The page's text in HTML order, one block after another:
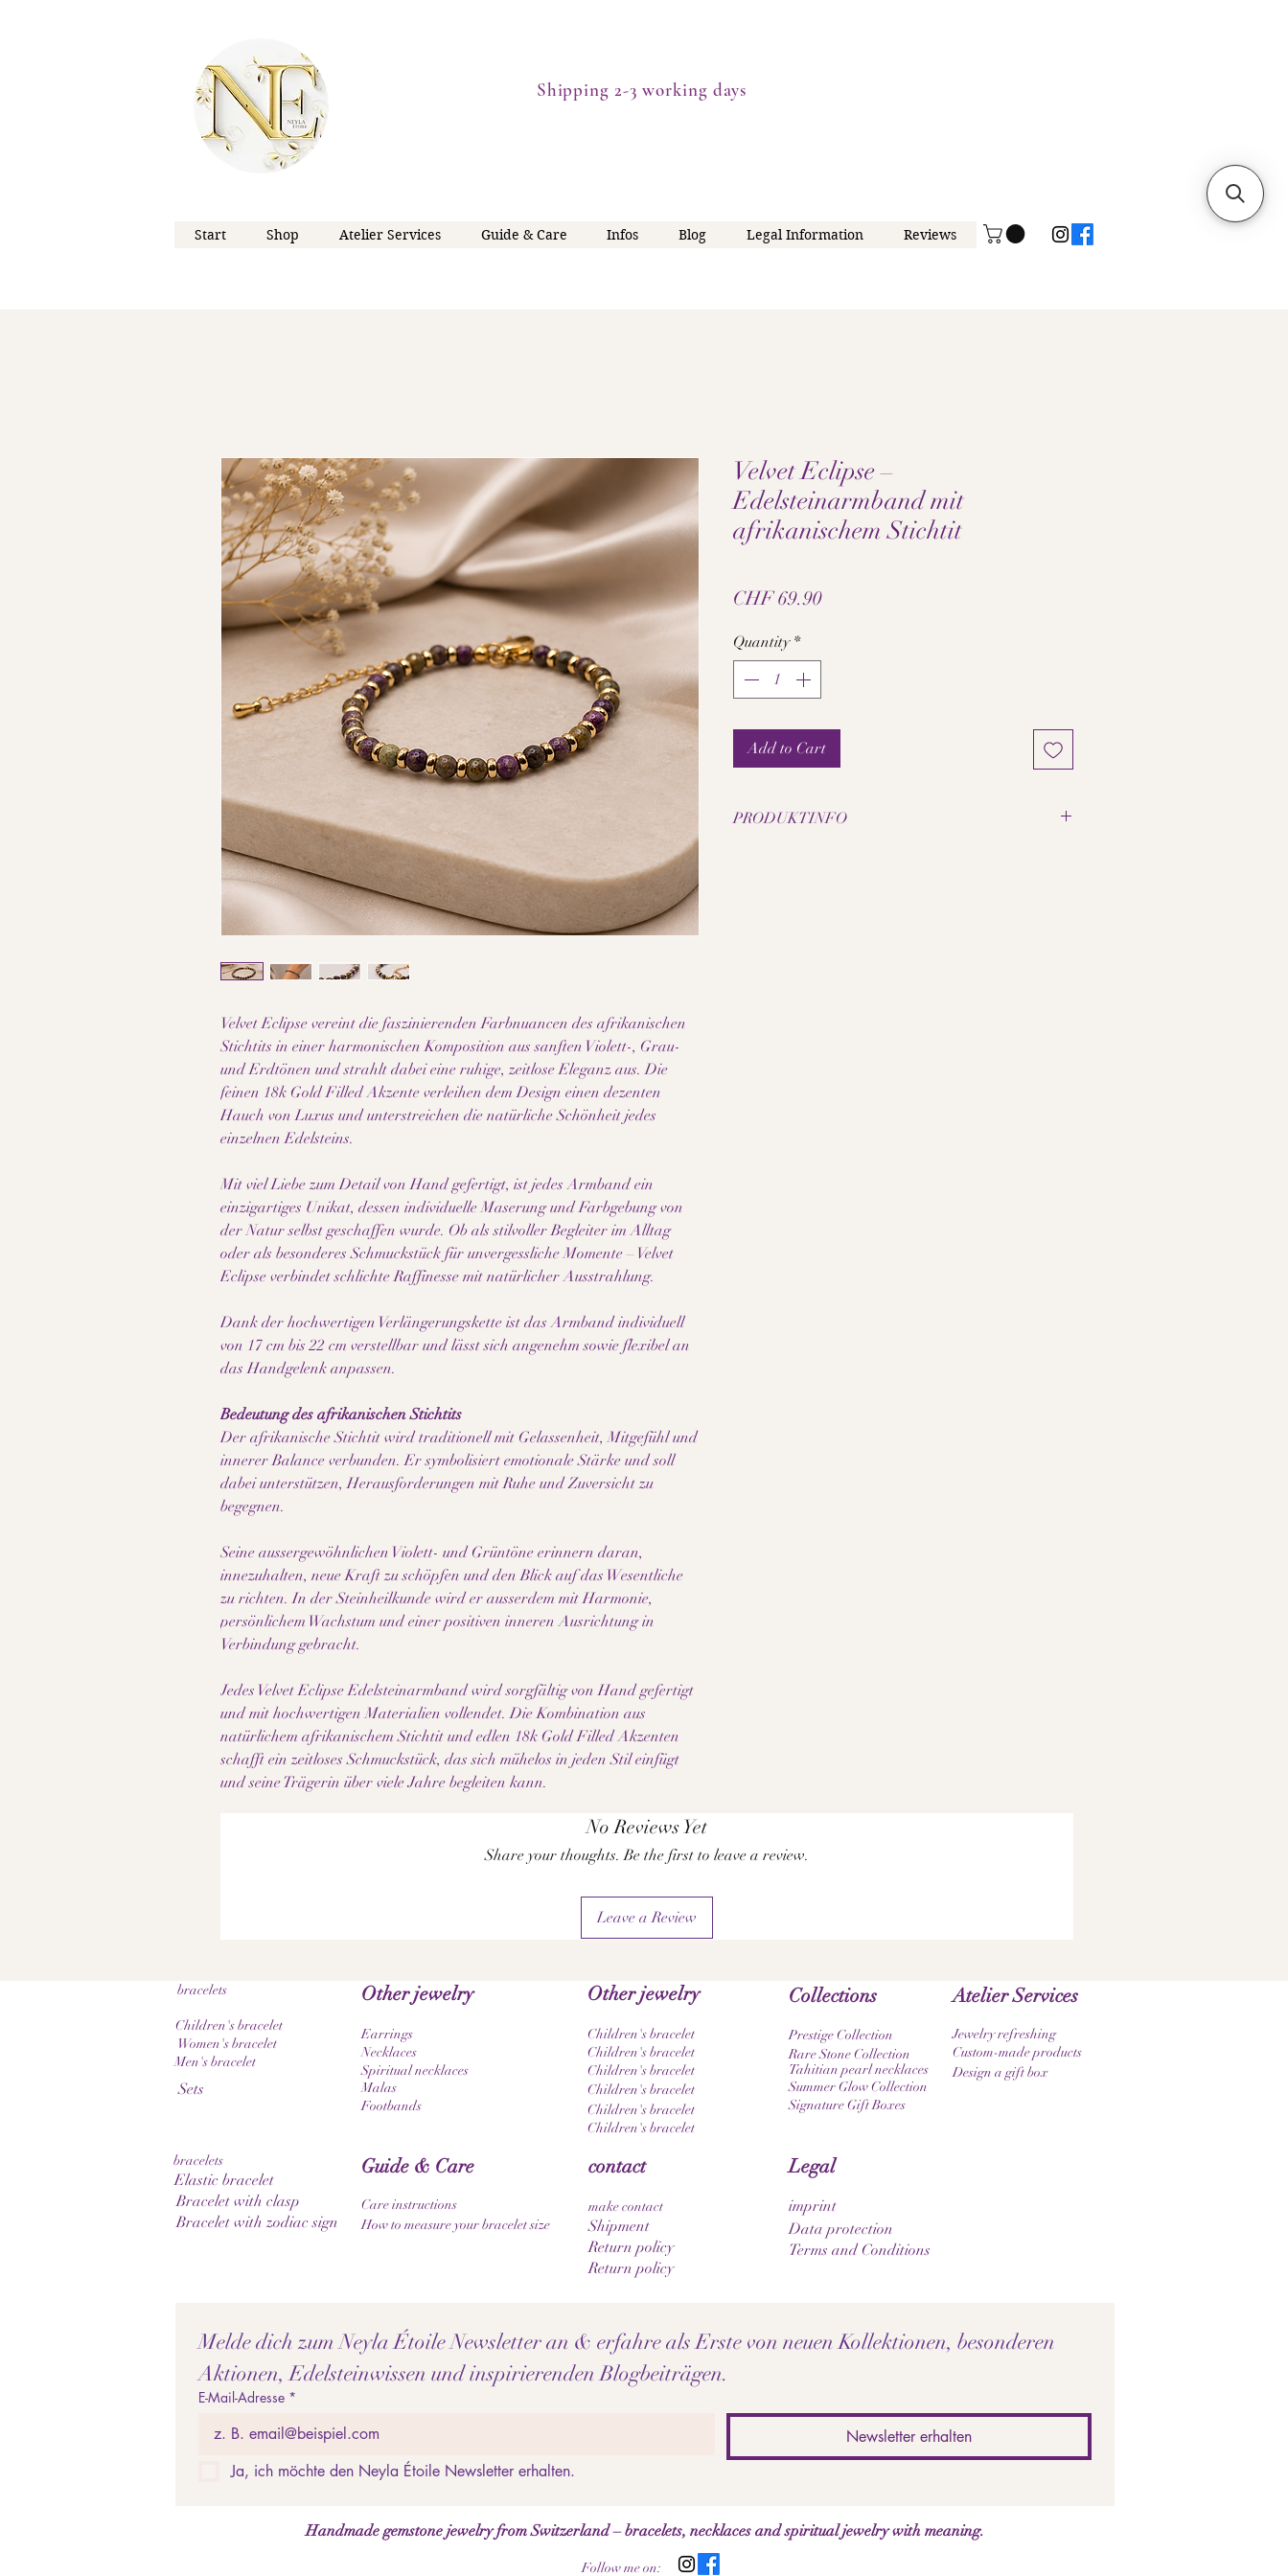
Shipping 2-3 working days
Start Shop Atelier Services Guide & Care Infos Blog Legal Information Reviews
Velvet Eclipse vereint die faszinierenden Farbnuancen des afrikanischen
Stichtits in einer harmonischen Komposition aus sanften Violett-, Grau-
und Erdtönen und strahlt dabei eine ruhige, zeitlose Eleganz aus. Die
feinen 18k Gold Filled Akzente verleihen dem Design einen dezenten
Hauch von Luxus und unterstreichen die natürliche Schönheit jedes
einzelnen Edelsteins.
Mit viel Liebe zum Detail von Hand gefertigt, ist jedes Armband ein
einzigartiges Unikat, dessen individuelle Maserung und Farbgebung von
der Natur selbst geschaffen wurde. Ob als stilvoller Begleiter im Alltag
oder als besonderes Schmuckstück für unvergessliche Momente – Velvet
Eclipse verbindet schlichte Raffinesse mit natürlicher Ausstrahlung.
Dank der hochwertigen Verlängerungskette ist das Armband individuell
von 17 cm bis 22 cm verstellbar und lässt sich angenehm sowie flexibel an
das Handgelenk anpassen.
Bedeutung des afrikanischen Stichtits
Der afrikanische Stichtit wird traditionell mit Gelassenheit, Mitgefühl und
innerer Balance verbunden. Er symbolisiert emotionale Stärke und soll
dabei unterstützen, Herausforderungen mit Ruhe und Zuversicht zu
begegnen.
Seine aussergewöhnlichen Violett- und Grüntöne erinnern daran,
innezuhalten, neue Kraft zu schöpfen und den Blick auf das Wesentliche
zu richten. In der Steinheilkunde wird er ausserdem mit Harmonie,
persönlichem Wachstum und einer positiven inneren Ausrichtung in
Verbindung gebracht.
Jedes Velvet Eclipse Edelsteinarmband wird sorgfältig von Hand gefertigt
und mit hochwertigen Materialien vollendet. Die Kombination aus
natürlichem afrikanischem Stichtit und edlen 18k Gold Filled Akzenten
schafft ein zeitloses Schmuckstück, das sich mühelos in jeden Stil einfügt
und seine Trägerin über viele Jahre begleiten kann.
Velvet Eclipse –
Edelsteinarmband mit
afrikanischem Stichtit
CHF 69.90Price
Quantity *
Add to Cart
PRODUKTINFO
No Reviews Yet
Share your thoughts. Be the first to leave a review.
Leave a Review
Other jewelry
Earrings
Necklaces
Spiritual necklaces
Malas
Footbands
bracelets
Children's bracelet
Women's bracelet
Men's bracelet
Collections
Prestige Collection
Rare Stone Collection
Summer Glow Collection
Tahitian pearl necklaces
Signature Gift Boxes
Atelier Services
Jewelry refreshing
Custom-made products
Design a gift box
Sets
Other jewelry
Children's bracelet
Children's bracelet
Children's bracelet
Children's bracelet
Children's bracelet
Children's bracelet
bracelets
Elastic bracelet
Bracelet with clasp
Bracelet with zodiac sign
Legal
imprint
Data protection
Terms and Conditions
contact
make contact
Shipment
Return policy
Return policy
Guide & Care
Care instructions
How to measure your bracelet size
Melde dich zum Neyla Étoile Newsletter an & erfahre als Erste von neuen Kollektionen, besonderen
Aktionen, Edelsteinwissen und inspirierenden Blogbeiträgen.
E-Mail-Adresse *
Newsletter erhalten
Ja, ich möchte den Neyla Étoile Newsletter erhalten.
Handmade gemstone jewelry from Switzerland – bracelets, necklaces and spiritual jewelry with meaning.
Follow me on: